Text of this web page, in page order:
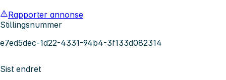
Rapporter annonse
Stillingsnummer
e7ed5dec-1d22-4331-94b4-3f133d082314
Sist endret